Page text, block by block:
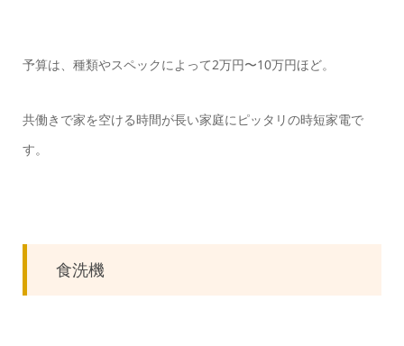
予算は、種類やスペックによって2万円〜10万円ほど。
共働きで家を空ける時間が長い家庭にピッタリの時短家電で
す。
食洗機